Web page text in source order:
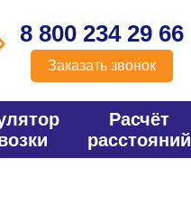
8 800 234 29 66
Заказать звонок
Расчёт
расстояний